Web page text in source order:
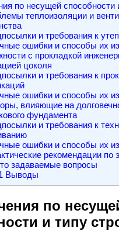
по несущей способности
теплоизоляции и
и требования к
ошибки и способы их
с прокладкой
цоколя
и требования к
ошибки и способы их
влияющие на
фундамента
и требования к
ошибки и способы их
рекомендации по
задаваемые вопросы
Выводы
по
и типу